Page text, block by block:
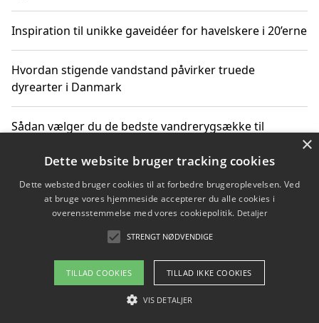
Inspiration til unikke gaveidéer for havelskere i 20’erne
Hvordan stigende vandstand påvirker truede
dyrearter i Danmark
Sådan vælger du de bedste vandrerygsække til
Copyright 2026 - Pilanto Aps
Om / kontakt
×
Dette website bruger tracking cookies
Dette websted bruger cookies til at forbedre brugeroplevelsen. Ved
at bruge vores hjemmeside accepterer du alle cookies i
overensstemmelse med vores cookiepolitik. Detaljer
STRENGT NØDVENDIGE
TILLAD COOKIES TILLAD IKKE COOKIES
VIS DETALJER